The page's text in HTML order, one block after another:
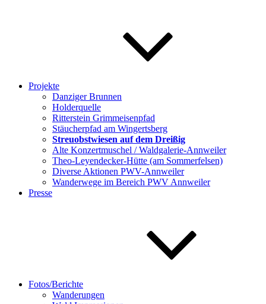
Projekte
Danziger Brunnen
Holderquelle
Ritterstein Grimmeisenpfad
Stäucherpfad am Wingertsberg
Streuobstwiesen auf dem Dreißig
Alte Konzertmuschel / Waldgalerie-Annweiler
Theo-Leyendecker-Hütte (am Sommerfelsen)
Diverse Aktionen PWV-Annweiler
Wanderwege im Bereich PWV Annweiler
Presse
Fotos/Berichte
Wanderungen